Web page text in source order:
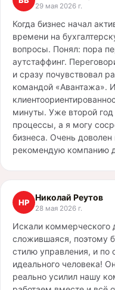
29 мая 2026 г.
Когда бизнес начал
времени на
вопросы. Понял: пора
аутстаффинг.
и сразу почувствовал
командой «Авантажа».
минуты. Уже второй
процессы, а я могу
бизнеса. Очень
рекомендую компанию
НР Николай Реутов
28 мая 2026 г.
Искали коммерческого
сложившаяся, поэтому
стилю управления, и по
идеального человека!
реально усилил нашу